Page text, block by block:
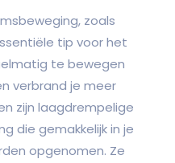
zoals
tip voor het
te bewegen
verbrand je meer
zijn laagdrempelige
die gemakkelijk in je
opgenomen. Ze